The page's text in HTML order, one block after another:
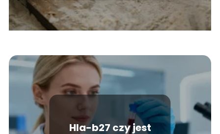
Hla-b27 czy jest